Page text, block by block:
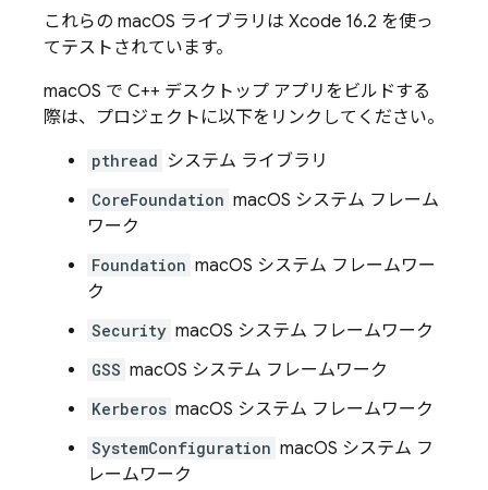
これらの macOS ライブラリは Xcode 16.2 を使っ
てテストされています。
macOS で C++ デスクトップ アプリをビルドする
際は、プロジェクトに以下をリンクしてください。
pthread システム ライブラリ
CoreFoundation macOS システム フレーム
ワーク
Foundation macOS システム フレームワー
ク
Security macOS システム フレームワーク
GSS macOS システム フレームワーク
Kerberos macOS システム フレームワーク
SystemConfiguration macOS システム フ
レームワーク